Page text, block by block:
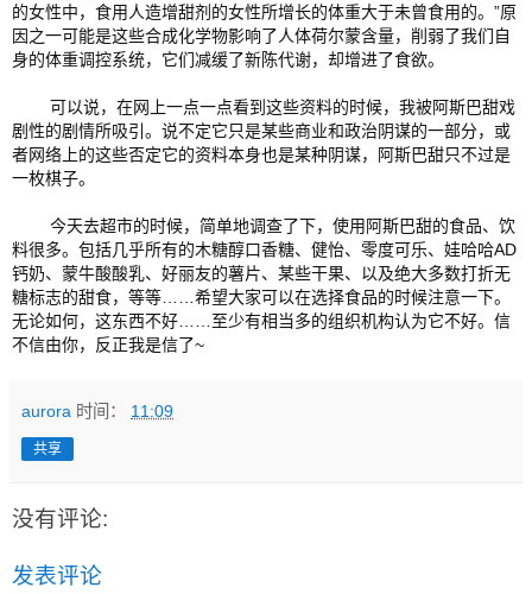
的女性中，食用人造增甜剂的女性所增长的体重大于未曾食用的。”原
因之一可能是这些合成化学物影响了人体荷尔蒙含量，削弱了我们自
身的体重调控系统，它们减缓了新陈代谢，却增进了食欲。
可以说，在网上一点一点看到这些资料的时候，我被阿斯巴甜戏
剧性的剧情所吸引。说不定它只是某些商业和政治阴谋的一部分，或
者网络上的这些否定它的资料本身也是某种阴谋，阿斯巴甜只不过是
一枚棋子。
今天去超市的时候，简单地调查了下，使用阿斯巴甜的食品、饮
料很多。包括几乎所有的木糖醇口香糖、健怡、零度可乐、娃哈哈AD
钙奶、蒙牛酸酸乳、好丽友的薯片、某些干果、以及绝大多数打折无
糖标志的甜食，等等……希望大家可以在选择食品的时候注意一下。
无论如何，这东西不好……至少有相当多的组织机构认为它不好。信
不信由你，反正我是信了~
aurora 时间： 11:09
共享
没有评论:
发表评论